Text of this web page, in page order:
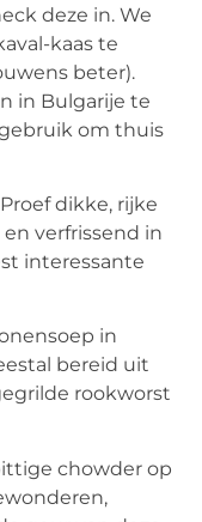
deze in. We
kaas te
beter).
in Bulgarije te
om thuis
dikke, rijke
verfrissend in
interessante
in
bereid uit
rookworst
chowder op